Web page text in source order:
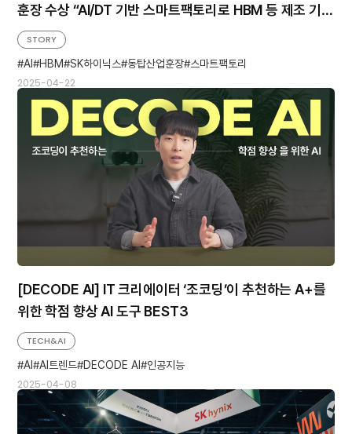
훈장 수상 “AI/DT 기반 스마트팩토리로 HBM 등 제조 기술
력 높일 것”
2025-04-22
STORY
AI
HBM SK하이닉스 동탑산업훈장 스마트팩토리
[DECODE AI] IT 크리에이터 ‘조코딩’이 추천하는 A+를
위한 학점 향상 AI 도구 BEST3
2025-04-08
TECH&AI
AI
AI트렌드 DECODE AI 인공지능